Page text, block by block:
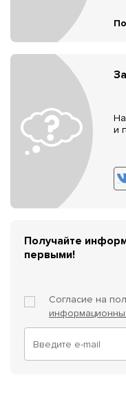
и
Получайте
первыми!
Согласие на